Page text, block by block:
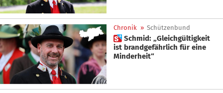
Chronik » Schützenbund
 Schmid: „Gleichgültigkeit
ist brandgefährlich für eine
Minderheit“